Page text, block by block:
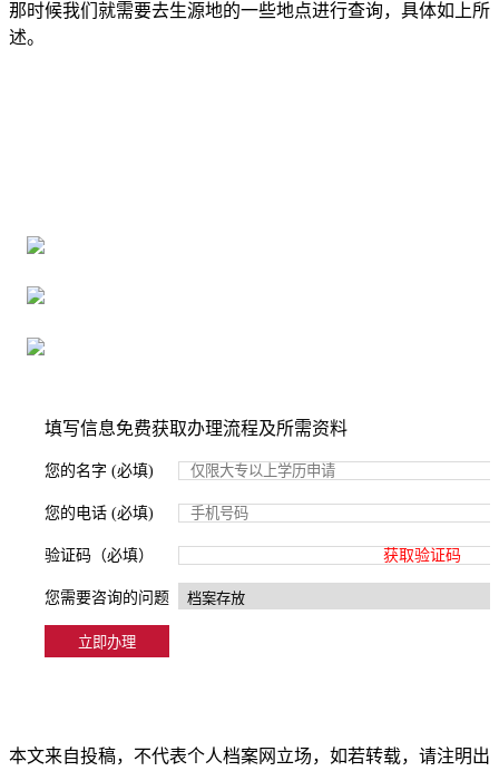
那时候我们就需要去生源地的一些地点进行查询，具体如上所
述。
填写信息免费获取办理流程及所需资料
您的名字 (必填)
您的电话 (必填)
验证码（必填） 获取验证码
您需要咨询的问题
本文来自投稿，不代表个人档案网立场，如若转载，请注明出